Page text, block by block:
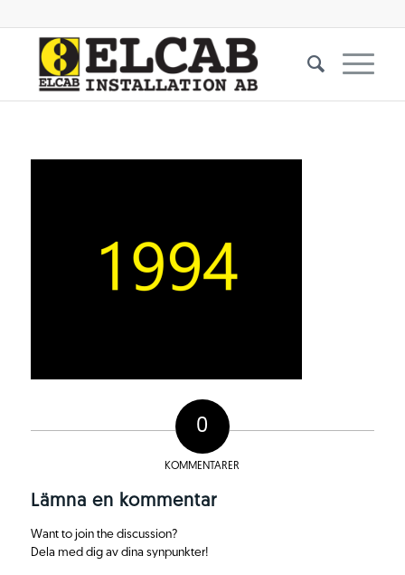
0
KOMMENTARER
Lämna en kommentar
Want to join the discussion?
Dela med dig av dina synpunkter!